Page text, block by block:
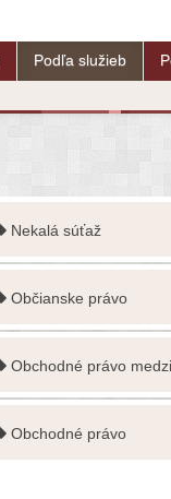
Podľa služieb
Nekalá súťaž
Občianske právo
Obchodné právo
Obchodné právo